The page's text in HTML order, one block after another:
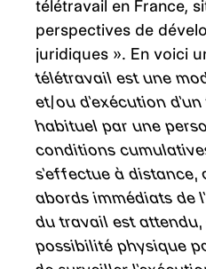
télétravail en France,
perspectives de
juridiques ». En voici
télétravail est une
et/ou d’exécution
habituel par une
conditions
s’effectue à distance,
abords immédiats de
du travail est
possibilité physique